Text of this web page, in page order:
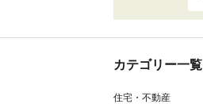
カテゴリー一覧
住宅・不動産